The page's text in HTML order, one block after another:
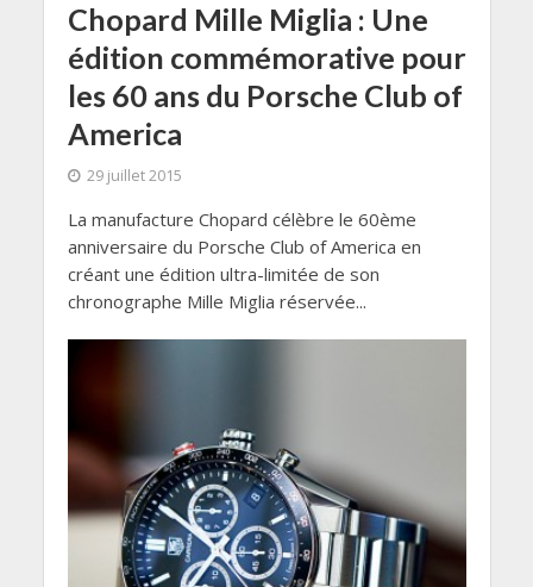
Chopard Mille Miglia : Une
édition commémorative pour
les 60 ans du Porsche Club of
America
29 juillet 2015
La manufacture Chopard célèbre le 60ème
anniversaire du Porsche Club of America en
créant une édition ultra-limitée de son
chronographe Mille Miglia réservée...